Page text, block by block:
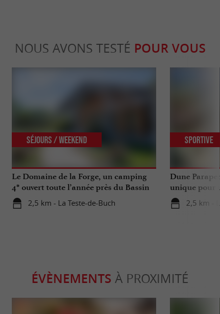
NOUS AVONS TESTÉ POUR VOUS
Le Domaine de la Forge, un camping
4* ouvert toute l’année près du Bassin
d’Arcachon
2,5 km - La Teste-de-Buch
Séjours / Weekend
Dune
unique pour
Gironde
2,5 km -
Sportive
ÉVÈNEMENTS À PROXIMITÉ